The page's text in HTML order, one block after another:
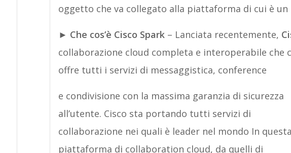
oggetto che va collegato alla piattaforma di cui è un
► Che cos’è Cisco Spark– Lanciata recentemente,
collaborazione cloud completa e interoperabile che
offre tutti i servizi di messaggistica, conference
e condivisione con la massima garanzia di sicurezza
all’utente. Cisco sta portando tutti servizi di
collaborazione nei quali è leader nel mondo In questa
piattaforma di collaboration cloud, da quelli di